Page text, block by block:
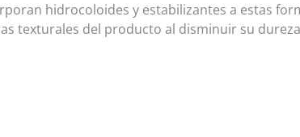
hidrocoloides y estabilizantes a estas
texturales del producto al disminuir su